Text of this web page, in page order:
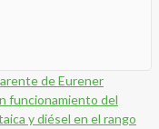
de Eurener
funcionamiento del
y diésel en el rango